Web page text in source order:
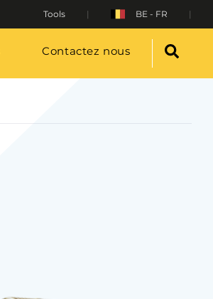
Tools BE - FR
Contactez nous